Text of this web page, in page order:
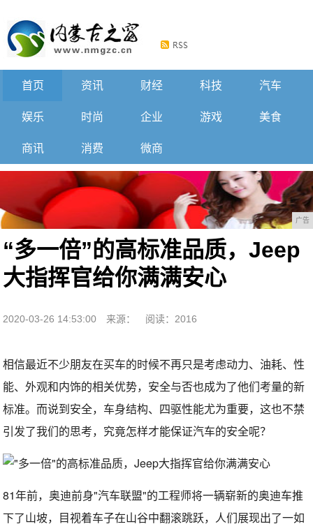
首页 资讯 财经 科技 汽车
娱乐 时尚 企业 游戏 美食
商讯 消费 微商
广告
“多一倍”的高标准品质，Jeep
大指挥官给你满满安心
2020-03-26 14:53:00 来源： 阅读：2016
相信最近不少朋友在买车的时候不再只是考虑动力、油耗、性
能、外观和内饰的相关优势，安全与否也成为了他们考量的新
标准。而说到安全，车身结构、四驱性能尤为重要，这也不禁
引发了我们的思考，究竟怎样才能保证汽车的安全呢？
81年前，奥迪前身"汽车联盟"的工程师将一辆崭新的奥迪车推
下了山坡，目视着车子在山谷中翻滚跳跃，人们展现出了一如